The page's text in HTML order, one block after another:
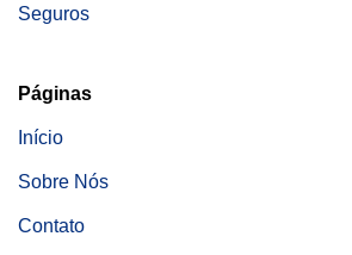
Seguros
Páginas
Início
Sobre Nós
Contato